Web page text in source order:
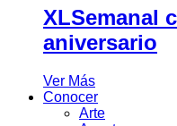
XLSemanal
aniversario
Ver Más
Conocer
Arte